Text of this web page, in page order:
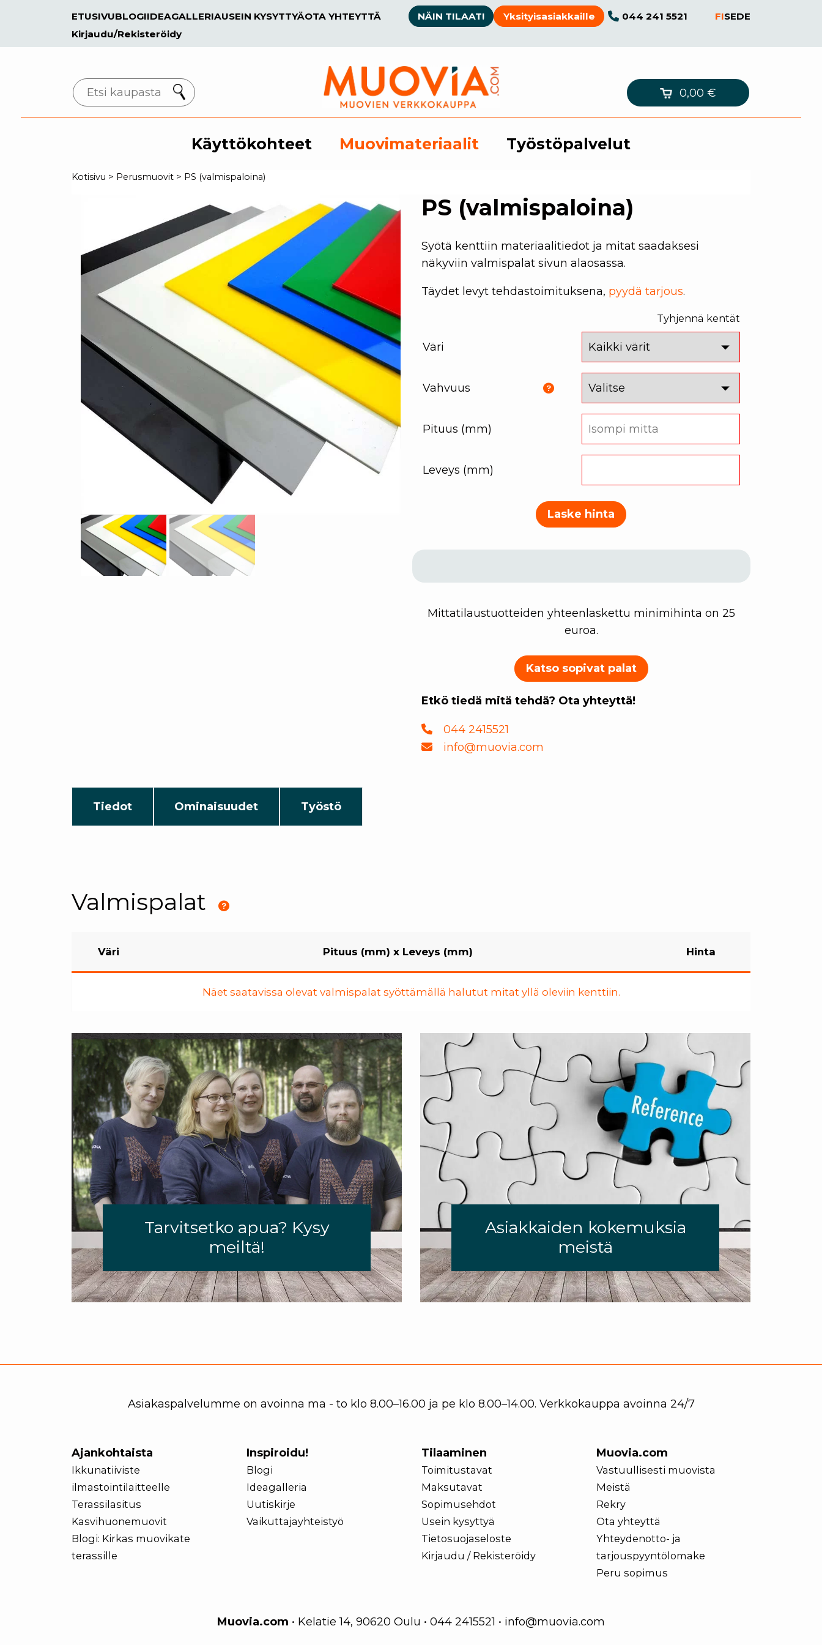
ETUSIVUBLOGIIDEAGALLERIAUSEIN KYSYTTYÄOTA YHTEYTTÄ NÄIN TILAAT! Yksityisasiakkaille 044 241 5521 FISEDE
Kirjaudu/Rekisteröidy
Search 0,00 €
Käyttökohteet Muovimateriaalit Työstöpalvelut
Kotisivu > Perusmuovit > PS (valmispaloina)
PS (valmispaloina)
Syötä kenttiin materiaalitiedot ja mitat saadaksesi
näkyviin valmispalat sivun alaosassa.
Täydet levyt tehdastoimituksena, pyydä tarjous.
Tyhjennä kentät
Väri
Vahvuus
Pituus (mm)
Leveys (mm)
Laske hinta
Mittatilaustuotteiden yhteenlaskettu minimihinta on 25
euroa.
Katso sopivat palat
Etkö tiedä mitä tehdä? Ota yhteyttä!
044 2415521
info@muovia.com
Tiedot Ominaisuudet Työstö
Valmispalat
Väri Pituus (mm) x Leveys (mm) Hinta
Näet saatavissa olevat valmispalat syöttämällä halutut mitat yllä oleviin kenttiin.
Tarvitsetko apua? Kysy
meiltä!
Asiakkaiden kokemuksia
meistä
Asiakaspalvelumme on avoinna ma - to klo 8.00–16.00 ja pe klo 8.00–14.00. Verkkokauppa avoinna 24/7
Ajankohtaista
Ikkunatiiviste
ilmastointilaitteelle
Terassilasitus
Kasvihuonemuovit
Blogi: Kirkas muovikate
terassille
Inspiroidu!
Blogi
Ideagalleria
Uutiskirje
Vaikuttajayhteistyö
Tilaaminen
Toimitustavat
Maksutavat
Sopimusehdot
Usein kysyttyä
Tietosuojaseloste
Kirjaudu / Rekisteröidy
Muovia.com
Vastuullisesti muovista
Meistä
Rekry
Ota yhteyttä
Yhteydenotto- ja
tarjouspyyntölomake
Peru sopimus
Muovia.com • Kelatie 14, 90620 Oulu • 044 2415521 • info@muovia.com